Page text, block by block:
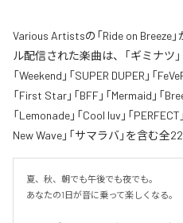
Various Artistsの「Ride on Breeze
ル配信された楽曲は、「ギミナツ」
「Weekend」「SUPER DUPER」「
「First Star」「BFF」「Mermaid」「
「Lemonade」「Cool luv」「
New Wave」「サマラバ」を含む全
夏、秋、朝でも午後でも夜でも。
あなたの1日が音に乗って楽しくなる。